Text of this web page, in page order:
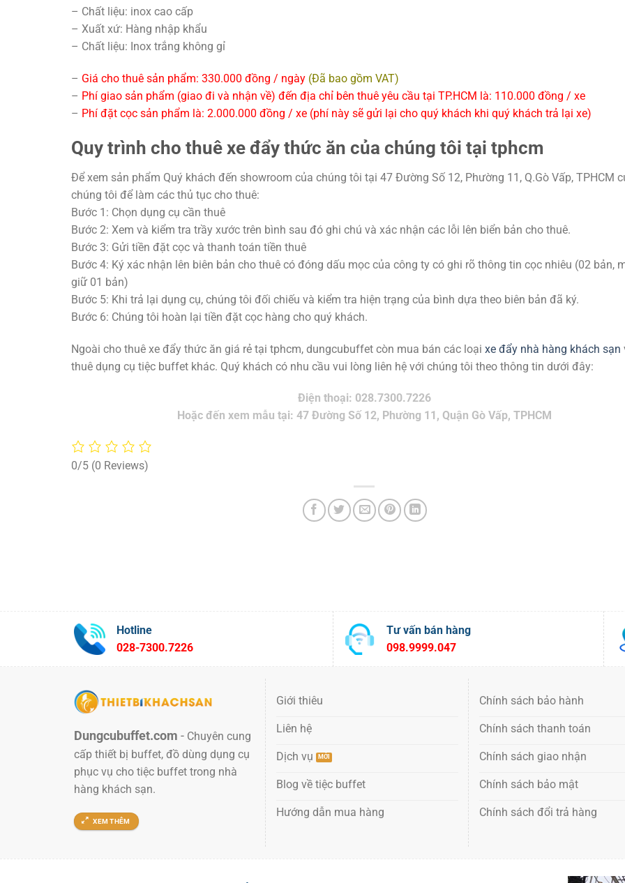
– Chất liệu: inox cao cấp
– Xuất xứ: Hàng nhập khẩu
– Chất liệu: Inox trắng không gỉ
– Giá cho thuê sản phẩm: 330.000 đồng / ngày (Đã bao gồm VAT)
– Phí giao sản phẩm (giao đi và nhận về) đến địa chỉ bên thuê yêu cầu tại TP.HCM là: 110.000 đồng / xe
– Phí đặt cọc sản phẩm là: 2.000.000 đồng / xe (phí này sẽ gửi lại cho quý khách khi quý khách trả lại xe)
Quy trình cho thuê xe đẩy thức ăn của chúng tôi tại tphcm
Để xem sản phẩm Quý khách đến showroom của chúng tôi tại 47 Đường Số 12, Phường 11, Q.Gò Vấp, TPHCM
chúng tôi để làm các thủ tục cho thuê:
Bước 1: Chọn dụng cụ cần thuê
Bước 2: Xem và kiểm tra trầy xước trên bình sau đó ghi chú và xác nhận các lỗi lên biển bản cho thuê.
Bước 3: Gửi tiền đặt cọc và thanh toán tiền thuê
Bước 4: Ký xác nhận lên biên bản cho thuê có đóng dấu mọc của công ty có ghi rõ thông tin cọc nhiêu (02 bản,
giữ 01 bản)
Bước 5: Khi trả lại dụng cụ, chúng tôi đối chiếu và kiểm tra hiện trạng của bình dựa theo biên bản đã ký.
Bước 6: Chúng tôi hoàn lại tiền đặt cọc hàng cho quý khách.
Ngoài cho thuê xe đẩy thức ăn giá rẻ tại tphcm, dungcubuffet còn mua bán các loại xe đẩy nhà hàng khách sạn
thuê dụng cụ tiệc buffet khác. Quý khách có nhu cầu vui lòng liên hệ với chúng tôi theo thông tin dưới đây:
Điện thoại: 028.7300.7226
Hoặc đến xem mẫu tại: 47 Đường Số 12, Phường 11, Quận Gò Vấp, TPHCM
0/5 (0 Reviews)
Hotline
028-7300.7226
Tư vấn bán hàng
098.9999.047
Dungcubuffet.com - Chuyên cung
cấp thiết bị buffet, đồ dùng dụng cụ
phục vụ cho tiệc buffet trong nhà
hàng khách sạn.
XEM THÊM
Giới thiêu
Liên hệ
Dịch vụ
Blog về tiệc buffet
Hướng dẫn mua hàng
Chính sách bảo hành
Chính sách thanh toán
Chính sách giao nhận
Chính sách bảo mật
Chính sách đổi trả hàng